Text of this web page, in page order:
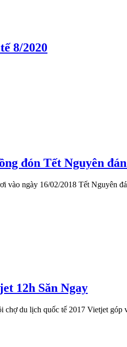
8/2020
đón Tết Nguyên
vào ngày 16/02/2018 Tết Nguyên
12h Săn Ngay
chợ du lịch quốc tế 2017 Vietjet